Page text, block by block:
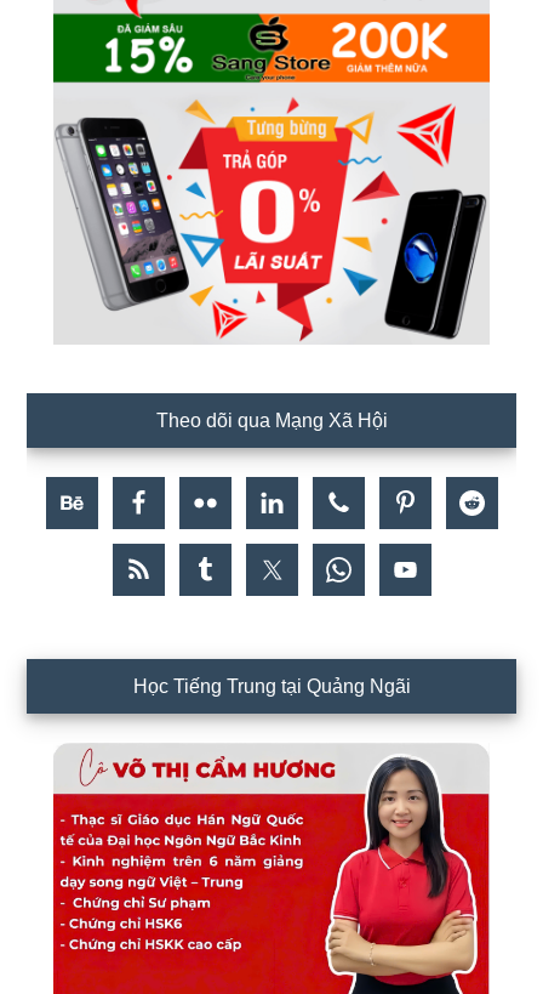
Theo dõi qua Mạng Xã Hội
Học Tiếng Trung tại Quảng Ngãi